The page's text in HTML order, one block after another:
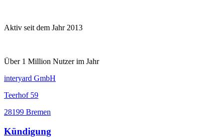
Aktiv seit dem Jahr 2013
Über 1 Million Nutzer im Jahr
interyard GmbH
Teerhof 59
28199 Bremen
Kündigung